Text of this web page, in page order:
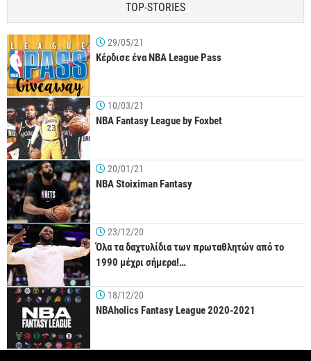
TOP-STORIES
29/05/21
Κέρδισε ένα NBA League Pass
10/03/21
NBA Fantasy League by Foxbet
20/01/21
NBA Stoiximan Fantasy
23/12/20
Όλα τα δαχτυλίδια των πρωταθλητών από το
1990 μέχρι σήμερα!…
18/12/20
NBAholics Fantasy League 2020-2021